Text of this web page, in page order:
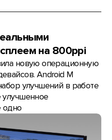
на 800ppi
новую операционную
Android M
улучшений в работе
улучшенное
одно